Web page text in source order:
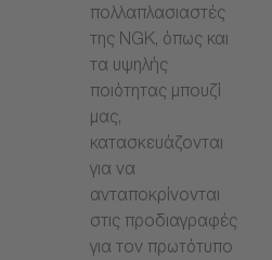
πολλαπλασιαστές
της NGK, όπως και
τα υψηλής
ποιότητας μπουζί
μας,
κατασκευάζονται
για να
ανταποκρίνονται
στις προδιαγραφές
για τον πρωτότυπο